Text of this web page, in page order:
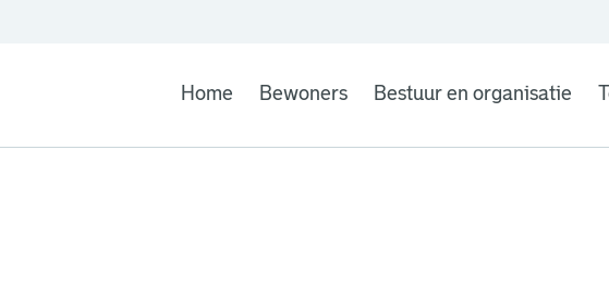
Home Bewoners Bestuur en organisatie